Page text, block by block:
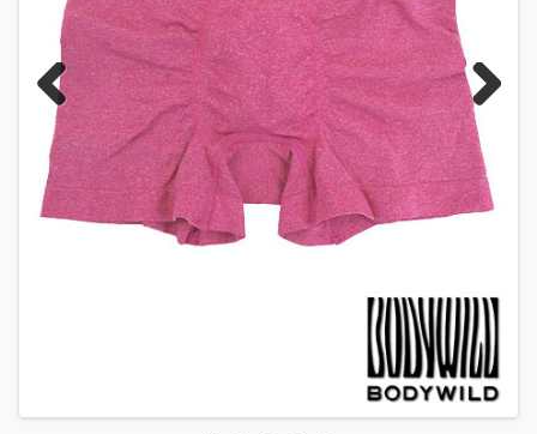
Previous Next